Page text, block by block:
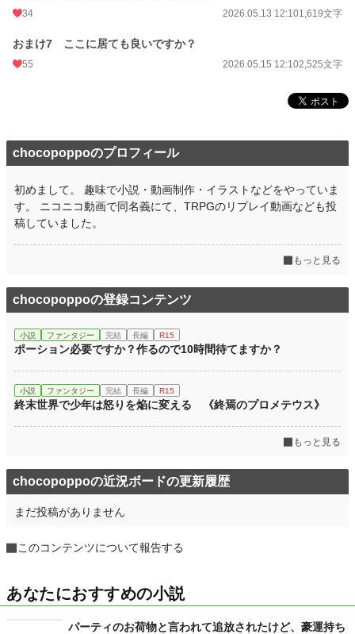
34 2026.05.13 12:101,619文字
おまけ7 ここに居ても良いですか？
55 2026.05.15 12:102,525文字
chocopoppoのプロフィール
初めまして。 趣味で小説・動画制作・イラストなどをやっていま
す。 ニコニコ動画で同名義にて、TRPGのリプレイ動画なども投
稿していました。
もっと見る
chocopoppoの登録コンテンツ
小説 ファンタジー 完結 長編 R15
ポーション必要ですか？作るので10時間待てますか？
小説 ファンタジー 完結 長編 R15
終末世界で少年は怒りを焔に変える 《終焉のプロメテウス》
もっと見る
chocopoppoの近況ボードの更新履歴
まだ投稿がありません
このコンテンツについて報告する
あなたにおすすめの小説
パーティのお荷物と言われて追放されたけど、豪運持ち